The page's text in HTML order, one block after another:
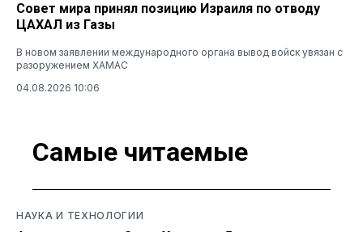
Совет мира принял позицию Израиля по отводу
ЦАХАЛ из Газы
В новом заявлении международного органа вывод войск увязан с
разоружением ХАМАС
04.08.2026 10:06
Самые читаемые
НАУКА И ТЕХНОЛОГИИ